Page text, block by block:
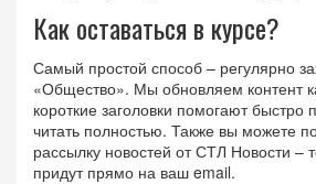
Как оставаться в курсе?
Самый простой способ – регулярно
«Общество». Мы обновляем контент
короткие заголовки помогают быстро
читать полностью. Также вы можете
рассылку новостей от СТЛ Новости –
придут прямо на ваш email.